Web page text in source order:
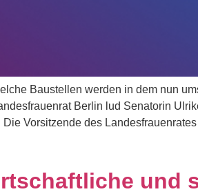
Baustellen werden in dem nun
Berlin lud Senatorin
Vorsitzende des
und